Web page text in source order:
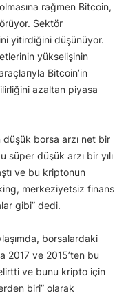
rağmen Bitcoin,
Sektör
yitirdiğini düşünüyor.
yükselişinin
Bitcoin’in
azaltan piyasa
düşük borsa arzı net bir
düşük arzı bir yılı
ve bu kriptonun
merkeziyetsiz finans
gibi” dedi.
borsalardaki
2017 ve 2015’ten bu
ve bunu kripto için
biri” olarak